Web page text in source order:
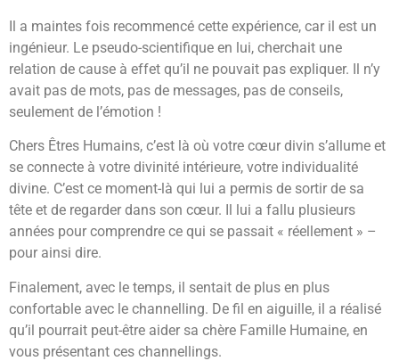
Il a maintes fois recommencé cette expérience, car il est un
ingénieur. Le pseudo-scientifique en lui, cherchait une
relation de cause à effet qu’il ne pouvait pas expliquer. Il n’y
avait pas de mots, pas de messages, pas de conseils,
seulement de l’émotion !
Chers Êtres Humains, c’est là où votre cœur divin s’allume et
se connecte à votre divinité intérieure, votre individualité
divine. C’est ce moment-là qui lui a permis de sortir de sa
tête et de regarder dans son cœur. Il lui a fallu plusieurs
années pour comprendre ce qui se passait « réellement » –
pour ainsi dire.
Finalement, avec le temps, il sentait de plus en plus
confortable avec le channelling. De fil en aiguille, il a réalisé
qu’il pourrait peut-être aider sa chère Famille Humaine, en
vous présentant ces channellings.